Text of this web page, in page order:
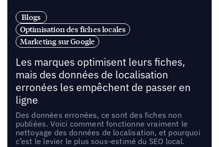
Blogs
Optimisation des fiches locales
Marketing sur Google
Les marques optimisent leurs fiches,
mais des données de localisation
erronées les empêchent de passer en
ligne
Des données erronées, ce sont des fiches non
publiées. Voici comment fonctionne vraiment le
nettoyage des données de localisation, et pourquoi
c’est le levier le plus sous-estimé du SEO local.